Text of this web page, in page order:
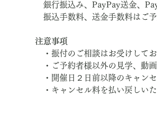
銀行振込み、PayPay送金、
振込手数料、送金手数料はご
注意事項
・振付のご相談はお受けして
・ご予約者様以外の見学、動
・開催日２日前以降のキャン
・キャンセル料を払い戻しい